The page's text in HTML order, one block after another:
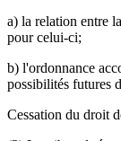
a) la relation entre
pour celui-ci;
b) l'ordonnance
possibilités futures
Cessation du droit